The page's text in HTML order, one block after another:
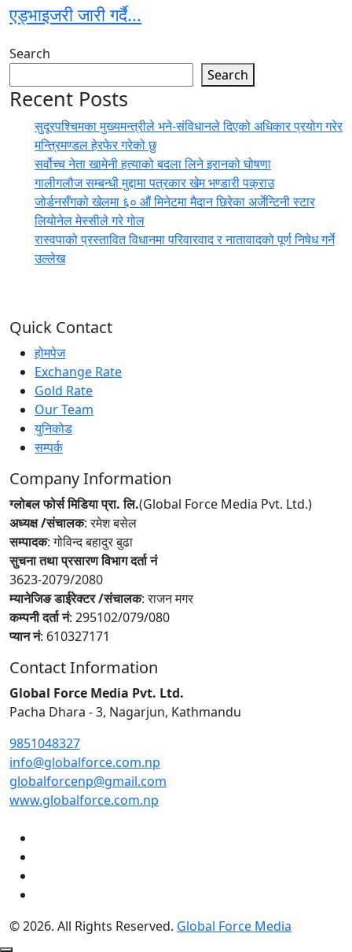
एड्भाइजरी जारी गर्दै...
Search
Search
Recent Posts
सुदूरपश्चिमका मुख्यमन्त्रीले भने-संविधानले दिएको अधिकार प्रयोग गरेर
मन्त्रिमण्डल हेरफेर गरेको छु
सर्वोच्च नेता खामेनी हत्याको बदला लिने इरानको घोषणा
गालीगलौज सम्बन्धी मुद्दामा पत्रकार खेम भण्डारी पक्राउ
जोर्डनसँगको खेलमा ६० औं मिनेटमा मैदान छिरेका अर्जेन्टिनी स्टार
लियोनेल मेस्सीले गरे गोल
रास्वपाको प्रस्तावित विधानमा परिवारवाद र नातावादको पूर्ण निषेध गर्ने
उल्लेख
Quick Contact
होमपेज
Exchange Rate
Gold Rate
Our Team
युनिकोड
सम्पर्क
Company Information
ग्लोबल फोर्स मिडिया प्रा. लि.(Global Force Media Pvt. Ltd.)
अध्यक्ष /संचालक: रमेश बसेल
सम्पादक: गोविन्द बहादुर बुढा
सुचना तथा प्रसारण विभाग दर्ता नं
3623-2079/2080
म्यानेजिङ डाईरेक्टर /संचालक: राजन मगर
कम्पनी दर्ता नं: 295102/079/080
प्यान नं: 610327171
Contact Information
Global Force Media Pvt. Ltd.
Pacha Dhara - 3, Nagarjun, Kathmandu
9851048327
info@globalforce.com.np
globalforcenp@gmail.com
www.globalforce.com.np
© 2026. All Rights Reserved. Global Force Media